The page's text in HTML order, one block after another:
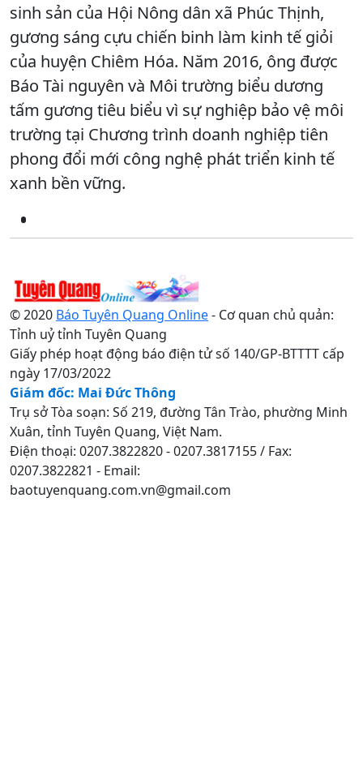
sinh sản của Hội Nông dân xã Phúc Thịnh,
gương sáng cựu chiến binh làm kinh tế giỏi
của huyện Chiêm Hóa. Năm 2016, ông được
Báo Tài nguyên và Môi trường biểu dương
tấm gương tiêu biểu vì sự nghiệp bảo vệ môi
trường tại Chương trình doanh nghiệp tiên
phong đổi mới công nghệ phát triển kinh tế
xanh bền vững.
© 2020 Báo Tuyên Quang Online- Cơ quan chủ quản:
Tỉnh uỷ tỉnh Tuyên Quang
Giấy phép hoạt động báo điện tử số 140/GP-BTTTT cấp
ngày 17/03/2022
Giám đốc: Mai Đức Thông
Trụ sở Tòa soạn: Số 219, đường Tân Trào, phường Minh
Xuân, tỉnh Tuyên Quang, Việt Nam.
Điện thoại: 0207.3822820 - 0207.3817155 / Fax:
0207.3822821 - Email:
baotuyenquang.com.vn@gmail.com